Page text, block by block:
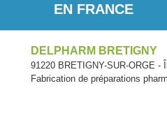
EN FRANCE
DELPHARM BRETIGNY
91220 BRETIGNY-SUR-ORGE -
Fabrication de préparations